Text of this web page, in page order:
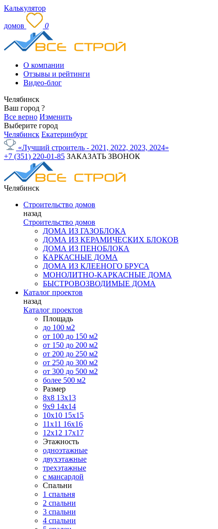
Калькулятор
домов 0
О компании
Отзывы и рейтинги
Видео-блог
Челябинск
Ваш город ?
Все верно Изменить
Выберите город
Челябинск Екатеринбург
«Лучший строитель - 2021, 2022, 2023, 2024»
+7 (351) 220-01-85 ЗАКАЗАТЬ ЗВОНОК
Челябинск
Строительство домов
назад
Строительство домов
ДОМА ИЗ ГАЗОБЛОКА
ДОМА ИЗ КЕРАМИЧЕСКИХ БЛОКОВ
ДОМА ИЗ ПЕНОБЛОКА
КАРКАСНЫЕ ДОМА
ДОМА ИЗ КЛЕЕНОГО БРУСА
МОНОЛИТНО-КАРКАСНЫЕ ДОМА
БЫСТРОВОЗВОДИМЫЕ ДОМА
Каталог проектов
назад
Каталог проектов
Площадь
до 100 м2
от 100 до 150 м2
от 150 до 200 м2
от 200 до 250 м2
от 250 до 300 м2
от 300 до 500 м2
более 500 м2
Размер
8х8 13х13
9х9 14х14
10х10 15х15
11x11 16х16
12х12 17х17
Этажность
одноэтажные
двухэтажные
трехэтажные
с мансардой
Спальни
1 спальня
2 спальни
3 спальни
4 спальни